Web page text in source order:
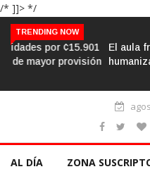
/* ]]> */
TRENDING NOW
El aula frente al «sálvese
humanizar la escuela a
AL DÍA ZONA